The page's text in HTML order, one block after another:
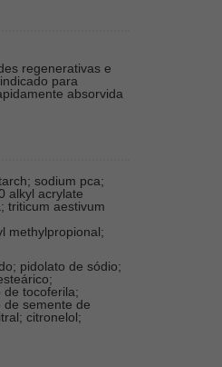
regenerativas e
para
absorvida
sodium pca;
alkyl acrylate
triticum aestivum
methylpropional;
pidolato de sódio;
tocoferila;
semente de
citronelol;